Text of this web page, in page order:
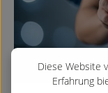
Diese Website
Erfahrung